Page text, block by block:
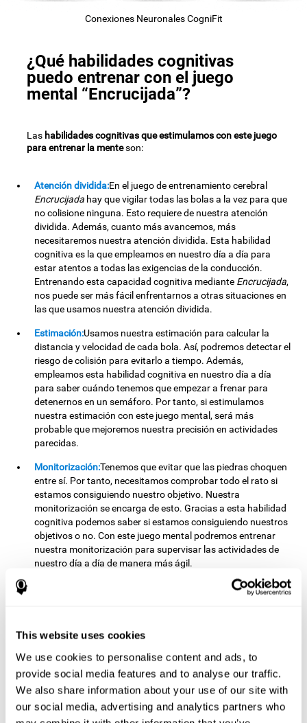
This website uses cookies
We use cookies to personalise content and ads, to
provide social media features and to analyse our traffic.
We also share information about your use of our site with
our social media, advertising and analytics partners who
Conexiones Neuronales CogniFit
¿Qué habilidades cognitivas
puedo entrenar con el juego
mental “Encrucijada”?
Las habilidades cognitivas que estimulamos con este juego
para entrenar la menteson:
Atención dividida:En el juego de entrenamiento cerebral
Encrucijada hay que vigilar todas las bolas a la vez para que
no colisione ninguna. Esto requiere de nuestra atención
dividida. Además, cuanto más avancemos, más
necesitaremos nuestra atención dividida. Esta habilidad
cognitiva es la que empleamos en nuestro día a día para
estar atentos a todas las exigencias de la conducción.
Entrenando esta capacidad cognitiva mediante Encrucijada,
nos puede ser más fácil enfrentarnos a otras situaciones en
las que usamos nuestra atención dividida.
Estimación:Usamos nuestra estimación para calcular la
distancia y velocidad de cada bola. Así, podremos detectar el
riesgo de colisión para evitarlo a tiempo. Además,
empleamos esta habilidad cognitiva en nuestro día a día
para saber cuándo tenemos que empezar a frenar para
detenernos en un semáforo. Por tanto, si estimulamos
nuestra estimación con este juego mental, será más
probable que mejoremos nuestra precisión en actividades
parecidas.
Monitorización:Tenemos que evitar que las piedras choquen
entre sí. Por tanto, necesitamos comprobar todo el rato si
estamos consiguiendo nuestro objetivo. Nuestra
monitorización se encarga de esto. Gracias a esta habilidad
cognitiva podemos saber si estamos consiguiendo nuestros
objetivos o no. Con este juego mental podremos entrenar
nuestra monitorización para supervisar las actividades de
nuestro día a día de manera más ágil.
Otras capacidades cognitivas
Planificación:Debemos pensar cuándo es necesario usar una
piedra para evitar choques y cuándo no. Esto es importante
porque podemos usar pocas piedras a la vez. Si nos
esforzamos en planificar nuestras jugadas, es posible
mejorar esta capacidad cognitiva. Además de en este juego,